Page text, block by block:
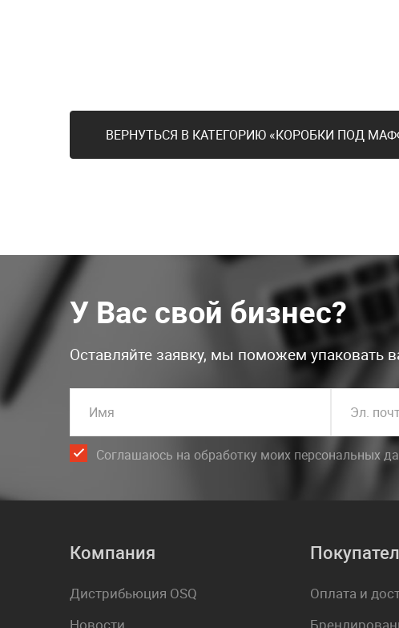
ВЕРНУТЬСЯ В КАТЕГОРИЮ «КОРОБКИ ПОД
У Вас свой бизнес?
Оставляйте заявку, мы поможем упаковать
Имя Эл.
Соглашаюсь на обработку моих персональных
Компания
Дистрибьюция OSQ
Оплата и